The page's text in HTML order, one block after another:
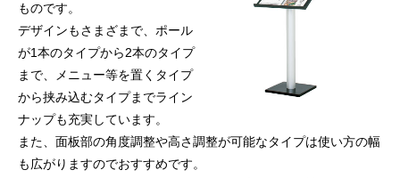
ものです。
デザインもさまざまで、ポール
が1本のタイプから2本のタイプ
まで、メニュー等を置くタイプ
から挟み込むタイプまでライン
ナップも充実しています。
また、面板部の角度調整や高さ調整が可能なタイプは使い方の幅
も広がりますのでおすすめです。